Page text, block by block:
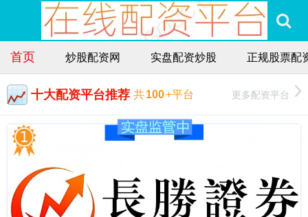
首页 炒股配资网 实盘配资炒股 正规股票配
十大配资平台推荐 共100+平台 更多配资平台